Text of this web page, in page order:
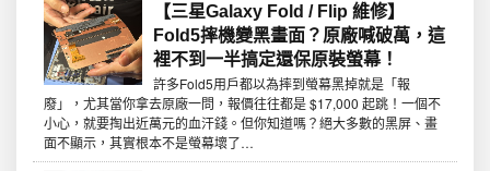
【三星Galaxy Fold / Flip 維修】
Fold5摔機變黑畫面？原廠喊破萬，這
裡不到一半搞定還保原裝螢幕！
許多Fold5用戶都以為摔到螢幕黑掉就是「報
廢」，尤其當你拿去原廠一問，報價往往都是 $17,000 起跳！一個不
小心，就要掏出近萬元的血汗錢。但你知道嗎？絕大多數的黑屏、畫
面不顯示，其實根本不是螢幕壞了…